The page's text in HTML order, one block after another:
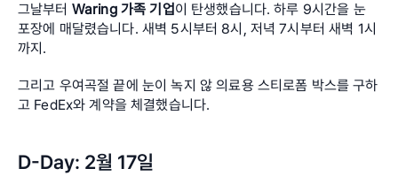
그날부터 Waring 가족 기업 이 탄생했습니다. 하루 9시간을 눈
포장에 매달렸습니다. 새벽 5시부터 8시, 저녁 7시부터 새벽 1시
까지.
그리고 우여곡절 끝에 눈이 녹지 않 의료용 스티로폼 박스를 구하
고 FedEx와 계약을 체결했습니다.
D-Day: 2월 17일